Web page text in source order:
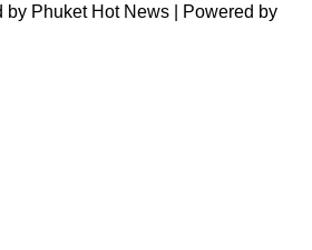
Phuket Hot News | Powered by